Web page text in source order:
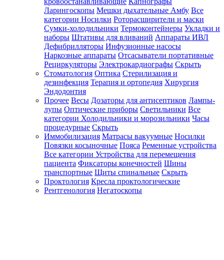
Ларингоскопы Мешки дыхательные Амбу Все
категории Носилки Роторасширители и маски
Сумки-холодильники Термоконтейнеры Укладки и
наборы Штативы для вливаний Аппараты ИВЛ
Дефибрилляторы Инфузионные насосы
Наркозные аппараты Отсасыватели портативные
Рециркуляторы Электрокардиографы Скрыть
Стоматология Оптика Стерилизация и
дезинфекция Терапия и ортопедия Хирургия
Эндодонтия
Прочее Весы Дозаторы для антисептиков Лампы-
лупы Оптические приборы Светильники Все
категории Холодильники и морозильники Часы
процедурные Скрыть
Иммобилизация Матрасы вакуумные Носилки
Повязки косыночные Пояса Ременные устройства
Все категории Устройства для перемещения
пациента Фиксаторы конечностей Шины
транспортные Щиты спинальные Скрыть
Проктология Кресла проктологические
Рентгенология Негатоскопы